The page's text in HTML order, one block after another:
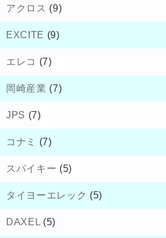
アクロス (9)
EXCITE (9)
エレコ (7)
岡崎産業 (7)
JPS (7)
コナミ (7)
スパイキー (5)
タイヨーエレック (5)
DAXEL (5)